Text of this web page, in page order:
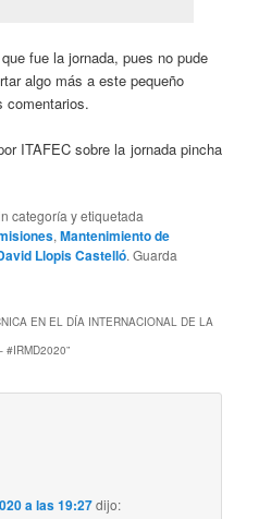
fue la jornada, pues no pude
algo más a este pequeño
comentarios.
ITAFEC sobre la jornada pincha
categoría y etiquetada
,Mantenimiento de
Llopis Castelló. Guarda
EN EL DÍA INTERNACIONAL DE LA
#IRMD2020”
a las 19:27dijo: